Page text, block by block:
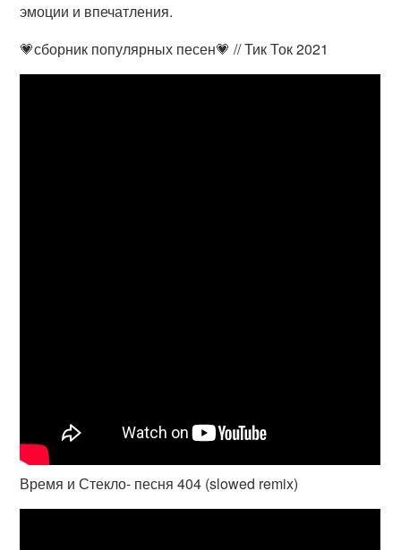
эмоции и впечатления.
💗сборник популярных песен💗 // Тик Ток 2021
Время и Стекло- песня 404 (slowed remix)